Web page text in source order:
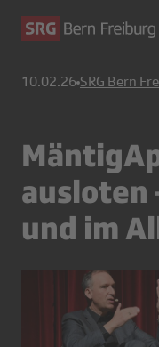
10.02.26 SRG Bern
ausloten
und im